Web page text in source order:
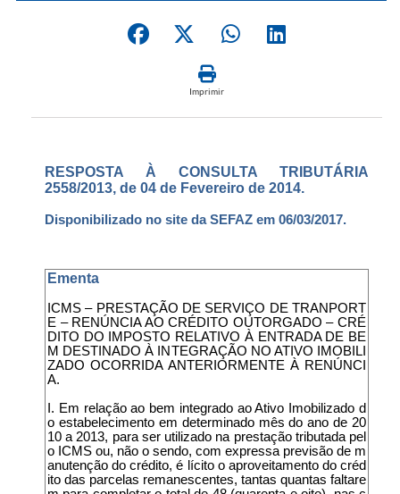
Imprimir
RESPOSTA À CONSULTA TRIBUTÁRIA
2558/2013, de 04 de Fevereiro de 2014.
Disponibilizado no site da SEFAZ em 06/03/2017.
Ementa
ICMS – PRESTAÇÃO DE SERVIÇO DE TRANPORT
E – RENÚNCIA AO CRÉDITO OUTORGADO – CRÉ
DITO DO IMPOSTO RELATIVO À ENTRADA DE BE
M DESTINADO À INTEGRAÇÃO NO ATIVO IMOBILI
ZADO OCORRIDA ANTERIORMENTE À RENÚNCI
A.
I. Em relação ao bem integrado ao Ativo Imobilizado d
o estabelecimento em determinado mês do ano de 20
10 a 2013, para ser utilizado na prestação tributada pel
o ICMS ou, não o sendo, com expressa previsão de m
anutenção do crédito, é lícito o aproveitamento do créd
ito das parcelas remanescentes, tantas quantas faltare